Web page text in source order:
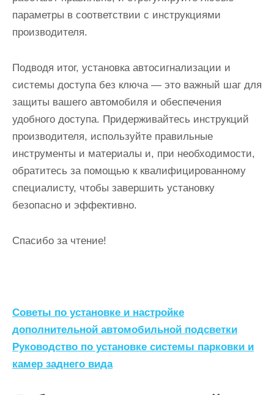
параметры в соответствии с инструкциями
производителя.
Подводя итог, установка автосигнализации и
системы доступа без ключа — это важный шаг для
защиты вашего автомобиля и обеспечения
удобного доступа. Придерживайтесь инструкций
производителя, используйте правильные
инструменты и материалы и, при необходимости,
обратитесь за помощью к квалифицированному
специалисту, чтобы завершить установку
безопасно и эффективно.
Спасибо за чтение!
Н
а
в
и
Советы по установке и настройке
дополнительной автомобильной подсветки
Руководство по установке системы парковки и
камер заднего вида